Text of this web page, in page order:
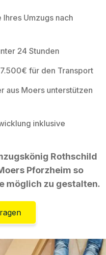
Umzugs nach
24 Stunden
für den Transport
aus Moers unterstützen
inklusive
Rothschild
Pforzheim so
möglich zu gestalten.